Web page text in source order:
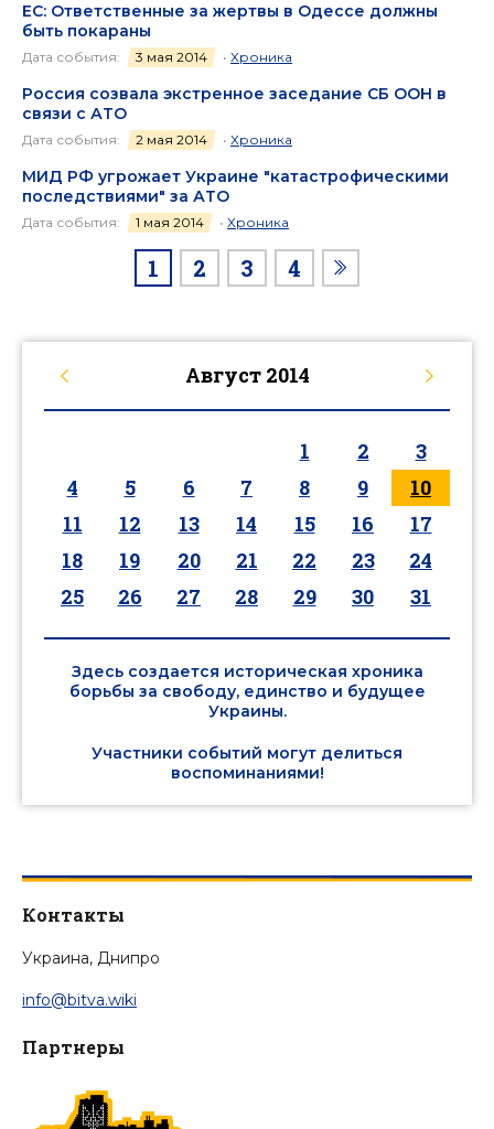
ЕС: Ответственные за жертвы в Одессе должны
быть покараны
Дата события: 3 мая 2014 • Хроника
Россия созвала экстренное заседание СБ ООН в
связи с АТО
Дата события: 2 мая 2014 • Хроника
МИД РФ угрожает Украине "катастрофическими
последствиями" за АТО
Дата события: 1 мая 2014 • Хроника
1 2 3 4
Август 2014
1 2
3
4
5 6 7 8 9
10
11
12 13 14 15 16
17
18
19 20 21 22 23
24
25
26 27 28 29 30 31
Здесь создается историческая хроника
борьбы за свободу, единство и будущее
Украины.
Участники событий могут делиться
воспоминаниями!
Контакты
Украина, Днипро
info@bitva.wiki
Партнеры